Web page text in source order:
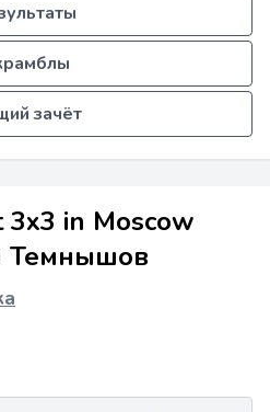
зачёт
3x3 in Moscow
Темнышов